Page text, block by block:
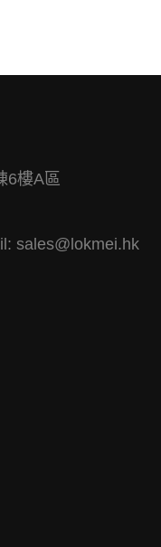
6樓A區
sales@lokmei.hk